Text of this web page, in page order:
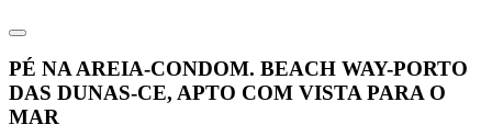
PÉ NA AREIA-CONDOM. BEACH WAY-PORTO
DAS DUNAS-CE, APTO COM VISTA PARA O
MAR